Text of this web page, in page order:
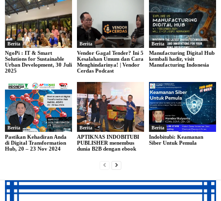
Berita
NgoPi : IT & Smart
Solutions for Sustainable
Urban Development, 30 Juli
2025
Berita
Vendor Gagal Tender? Ini 5
Kesalahan Umum dan Cara
Menghindarinya! | Vendor
Cerdas Podcast
Berita
Manufacturing Digital Hub
kembali hadir, visit
Manufacturing Indonesia
Berita
Pastikan Kehadiran Anda
di Digital Transformation
Hub, 20 – 23 Nov 2024
Berita
APTIKNAS INDOBITUBI
PUBLISHER menembus
dunia B2B dengan ebook
Berita
Indobitubi: Keamanan
Siber Untuk Pemula